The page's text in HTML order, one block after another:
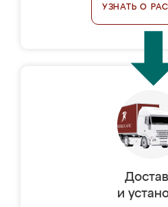
УЗНАТЬ О
и